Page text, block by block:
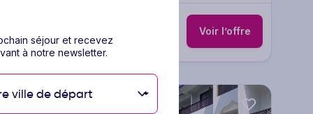
pour 8 jours / 5 nuits
Voir l’offre
séjour et recevez
à notre newsletter.
ville de départ